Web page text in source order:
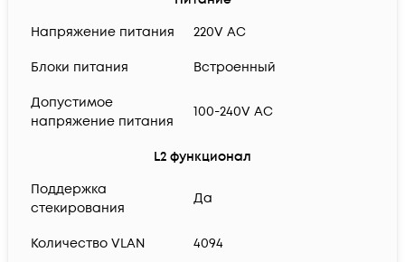
Напряжение питания
220V AC
Блоки питания Встроенный
Допустимое
напряжение питания
100-240V AC
L2 функционал
Поддержка
стекирования
Да
Количество VLAN 4094